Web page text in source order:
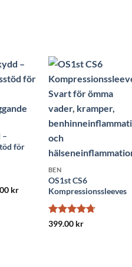
–
för
krDet
nuvarande
199.00 kr.
BEN
OS1st CS6
Kompressionssleeves
Betygsatt
399.00 kr